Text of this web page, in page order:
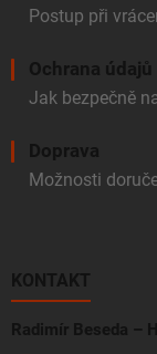
Postup při
Ochrana údajů
Jak bezpečně
Doprava
Možnosti
KONTAKT
Radimír Beseda –